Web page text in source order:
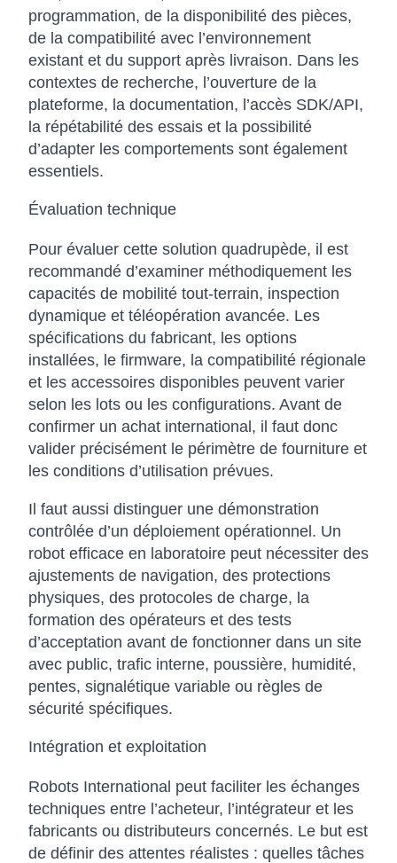
programmation, de la disponibilité des pièces,
de la compatibilité avec l’environnement
existant et du support après livraison. Dans les
contextes de recherche, l’ouverture de la
plateforme, la documentation, l’accès SDK/API,
la répétabilité des essais et la possibilité
d’adapter les comportements sont également
essentiels.
Évaluation technique
Pour évaluer cette solution quadrupède, il est
recommandé d’examiner méthodiquement les
capacités de mobilité tout-terrain, inspection
dynamique et téléopération avancée. Les
spécifications du fabricant, les options
installées, le firmware, la compatibilité régionale
et les accessoires disponibles peuvent varier
selon les lots ou les configurations. Avant de
confirmer un achat international, il faut donc
valider précisément le périmètre de fourniture et
les conditions d’utilisation prévues.
Il faut aussi distinguer une démonstration
contrôlée d’un déploiement opérationnel. Un
robot efficace en laboratoire peut nécessiter des
ajustements de navigation, des protections
physiques, des protocoles de charge, la
formation des opérateurs et des tests
d’acceptation avant de fonctionner dans un site
avec public, trafic interne, poussière, humidité,
pentes, signalétique variable ou règles de
sécurité spécifiques.
Intégration et exploitation
Robots International peut faciliter les échanges
techniques entre l’acheteur, l’intégrateur et les
fabricants ou distributeurs concernés. Le but est
de définir des attentes réalistes : quelles tâches